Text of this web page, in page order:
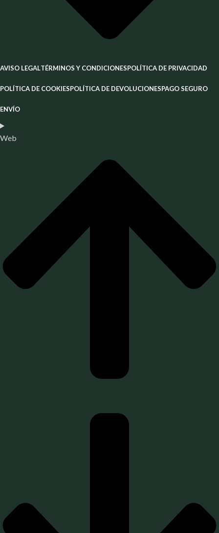
AVISO LEGALTÉRMINOS Y CONDICIONESPOLÍTICA DE PRIVACIDAD
POLÍTICA DE COOKIESPOLÍTICA DE DEVOLUCIONESPAGO SEGURO
ENVÍO
Web